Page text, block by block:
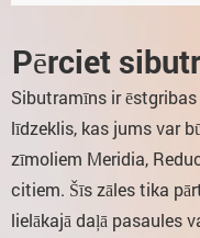
Pērciet
Sibutramīns ir
līdzeklis, kas jums var
zīmoliem Meridia,
citiem. Šīs zāles tika
lielākajā daļā pasaules